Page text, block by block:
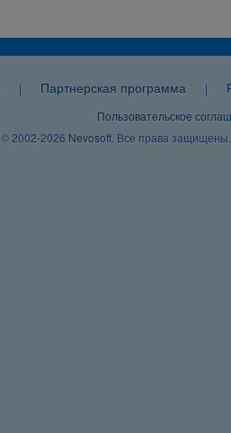
| Партнерская программа |
Пользовательское
© 2002-2026 Nevosoft . Все права защищены